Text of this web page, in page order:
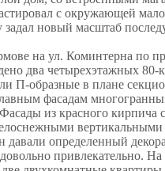
с окружающей
задал новый масштаб
на ул. Коминтерна по
два четырехэтажных 80-
П-образные в плане
фасадам
из красного кирпича с
вертикальными
давали определенный
привлекательно.